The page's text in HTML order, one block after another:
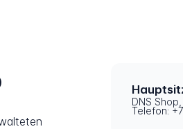
DNS
Telefon: